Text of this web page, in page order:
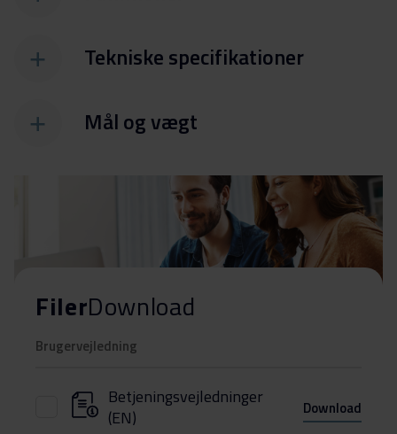
Tekniske specifikationer
Mål og vægt
FilerDownload
Brugervejledning
Betjeningsvejledninger
(EN)
Download